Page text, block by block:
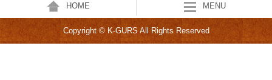
HOME MENU
Copyright © K-GURS All Rights Reserved